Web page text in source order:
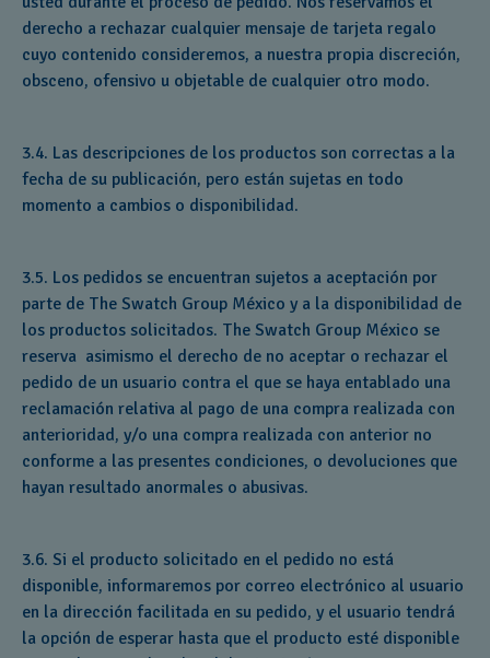
derecho a rechazar cualquier mensaje de tarjeta regalo
cuyo contenido consideremos, a nuestra propia discreción,
obsceno, ofensivo u objetable de cualquier otro modo.
3.4. Las descripciones de los productos son correctas a la
fecha de su publicación, pero están sujetas en todo
momento a cambios o disponibilidad.
3.5. Los pedidos se encuentran sujetos a aceptación por
parte de The Swatch Group México y a la disponibilidad de
los productos solicitados. The Swatch Group México se
reserva asimismo el derecho de no aceptar o rechazar el
pedido de un usuario contra el que se haya entablado una
reclamación relativa al pago de una compra realizada con
anterioridad, y/o una compra realizada con anterior no
conforme a las presentes condiciones, o devoluciones que
hayan resultado anormales o abusivas.
3.6. Si el producto solicitado en el pedido no está
disponible, informaremos por correo electrónico al usuario
en la dirección facilitada en su pedido, y el usuario tendrá
la opción de esperar hasta que el producto esté disponible